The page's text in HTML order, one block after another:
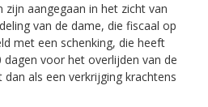
aangegaan in het zicht van
van de dame, die fiscaal op
met een schenking, die heeft
voor het overlijden van de
als een verkrijging krachtens